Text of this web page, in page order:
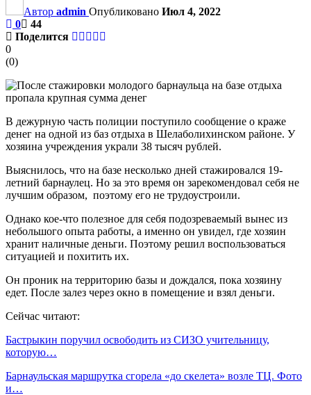
Автор admin Опубликовано Июл 4, 2022
0
44
Поделится
0
(0)
В дежурную часть полиции поступило сообщение о краже
денег на одной из баз отдыха в Шелаболихинском районе. У
хозяина учреждения украли 38 тысяч рублей.
Выяснилось, что на базе несколько дней стажировался 19-
летний барнаулец. Но за это время он зарекомендовал себя не
лучшим образом, поэтому его не трудоустроили.
Однако кое-что полезное для себя подозреваемый вынес из
небольшого опыта работы, а именно он увидел, где хозяин
хранит наличные деньги. Поэтому решил воспользоваться
ситуацией и похитить их.
Он проник на территорию базы и дождался, пока хозяину
едет. После залез через окно в помещение и взял деньги.
Сейчас читают:
Бастрыкин поручил освободить из СИЗО учительницу,
которую…
Барнаульская маршрутка сгорела «до скелета» возле ТЦ. Фото
и…